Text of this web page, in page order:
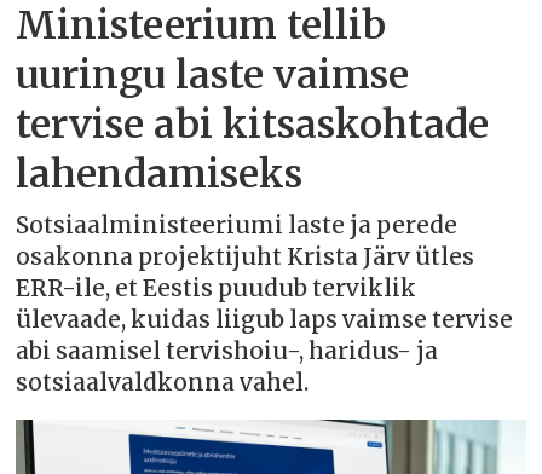
Ministeerium tellib
uuringu laste vaimse
tervise abi kitsaskohtade
lahendamiseks
Sotsiaalministeeriumi laste ja perede
osakonna projektijuht Krista Järv ütles
ERR-ile, et Eestis puudub terviklik
ülevaade, kuidas liigub laps vaimse tervise
abi saamisel tervishoiu-, haridus- ja
sotsiaalvaldkonna vahel.